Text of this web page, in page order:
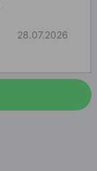
28.07.2026